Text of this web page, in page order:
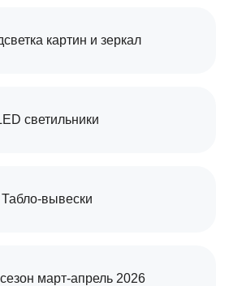
картин и зеркал
светильники
Табло-вывески
март-апрель 2026